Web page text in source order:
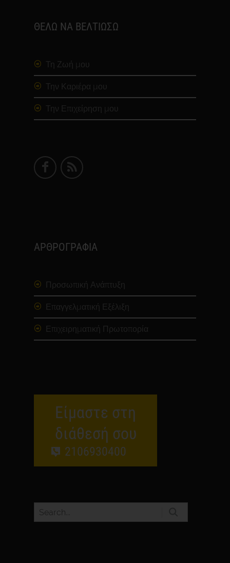
ΘΕΛΩ ΝΑ ΒΕΛΤΙΩΣΩ
Τη Ζωή μου
Την Καριέρα μου
Την Επιχείρηση μου
ΑΡΘΡΟΓΡΑΦΙΑ
Προσωπική Ανάπτυξη
Επαγγελματική Εξέλιξη
Επιχειρηματική Πρωτοπορία
Είμαστε στη
διάθεσή σου
2106930400